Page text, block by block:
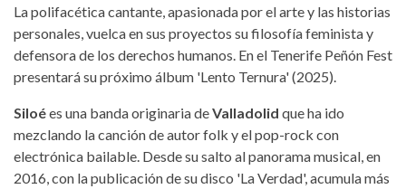
La polifacética cantante, apasionada por el arte y las historias
personales, vuelca en sus proyectos su filosofía feminista y
defensora de los derechos humanos. En el Tenerife Peñón Fest
presentará su próximo álbum 'Lento Ternura' (2025).
Siloées una banda originaria deValladolid que ha ido
mezclando la canción de autor folk y el pop-rock con
electrónica bailable. Desde su salto al panorama musical, en
2016, con la publicación de su disco 'La Verdad', acumula más